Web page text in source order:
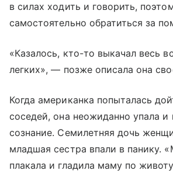
в силах ходить и говорить,
самостоятельно обратиться за
«Казалось, кто-то выкачал весь
легких», — позже описала она
Когда американка попыталась
соседей, она неожиданно упала и
сознание. Семилетняя дочь
младшая сестра впали в панику.
плакала и гладила маму по